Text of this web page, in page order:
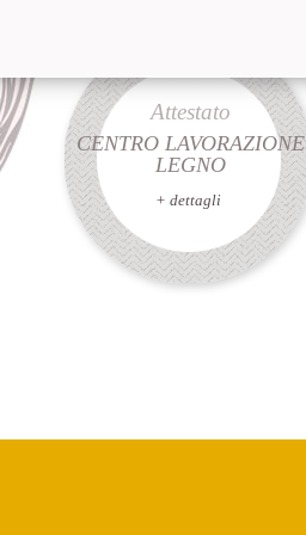
Attestato
CENTRO LAVORAZIONE
LEGNO
+ dettagli